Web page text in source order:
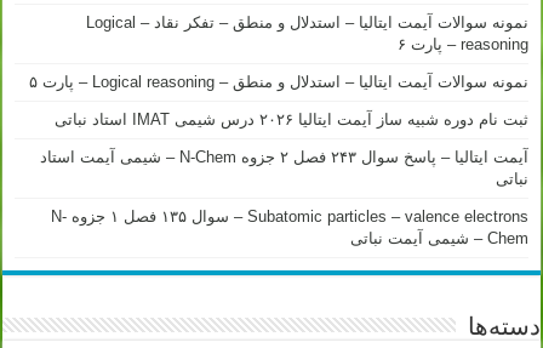
نمونه سوالات آیمت ایتالیا – استدلال و منطق – تفکر نقاد – Logical
reasoning – پارت ۶
نمونه سوالات آیمت ایتالیا – استدلال و منطق – Logical reasoning – پارت ۵
ثبت نام دوره شبیه ساز آیمت ایتالیا ۲۰۲۶ درس شیمی IMAT استاد نباتی
آیمت ایتالیا – پاسخ سوال ۲۴۳ فصل ۲ جزوه N-Chem – شیمی آیمت استاد
نباتی
Subatomic particles – valence electrons – سوال ۱۳۵ فصل ۱ جزوه N-
Chem – شیمی آیمت نباتی
دسته‌ها